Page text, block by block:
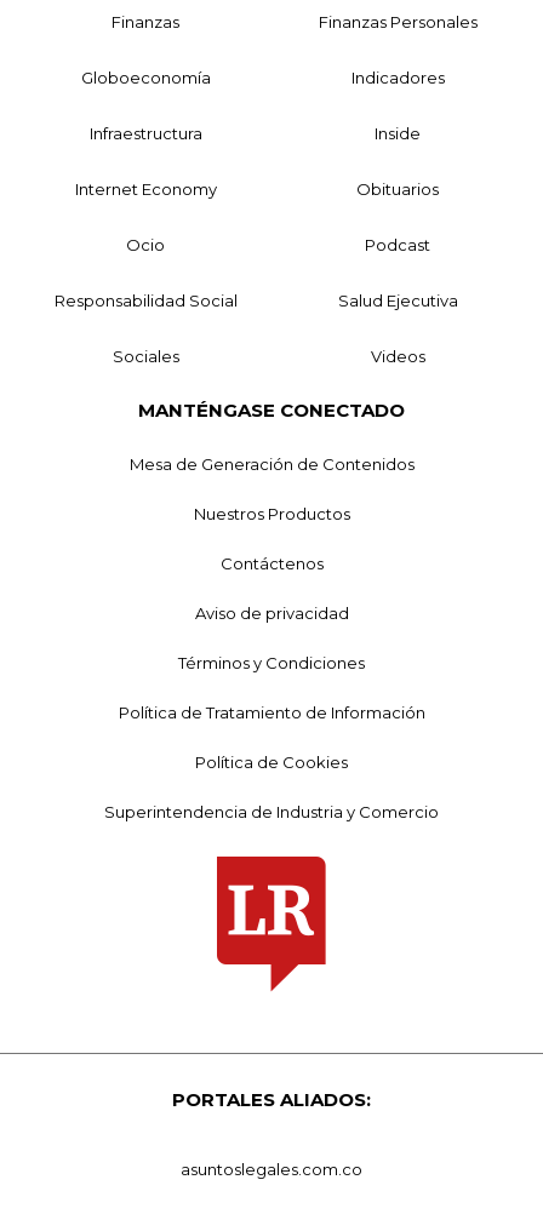
Finanzas Finanzas Personales
Globoeconomía Indicadores
Infraestructura Inside
Internet Economy Obituarios
Ocio Podcast
Responsabilidad Social Salud Ejecutiva
Sociales Videos
MANTÉNGASE CONECTADO
Mesa de Generación de Contenidos
Nuestros Productos
Contáctenos
Aviso de privacidad
Términos y Condiciones
Política de Tratamiento de Información
Política de Cookies
Superintendencia de Industria y Comercio
PORTALES ALIADOS:
asuntoslegales.com.co